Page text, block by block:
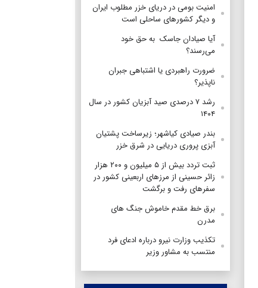
امنیت بومی در دریای خزر مطلوب ایران
و دیگر کشورهای ساحلی است
آیا صیادان جاسک به حق خود
می‌رسند؟
ضرورت راهبردی یا اشتباهی جبران
ناپذیر؟
رشد ۷ درصدی صید آبزیان کشور در سال
۱۴۰۴
بندر صیادی کیاشهر؛ زیرساخت پشتیان
آبزی پروری دریایی در شرق خزر
ثبت تردد بیش از ۵ میلیون و ۲۰۰ هزار
زائر حسینی از مرزهای اربعینی کشور در
سفرهای رفت و برگشت
برق خط مقدم خاموش جنگ های
مدرن
تکذیب وزارت نیرو درباره ادعای فرد
منتسب به مشاور وزیر